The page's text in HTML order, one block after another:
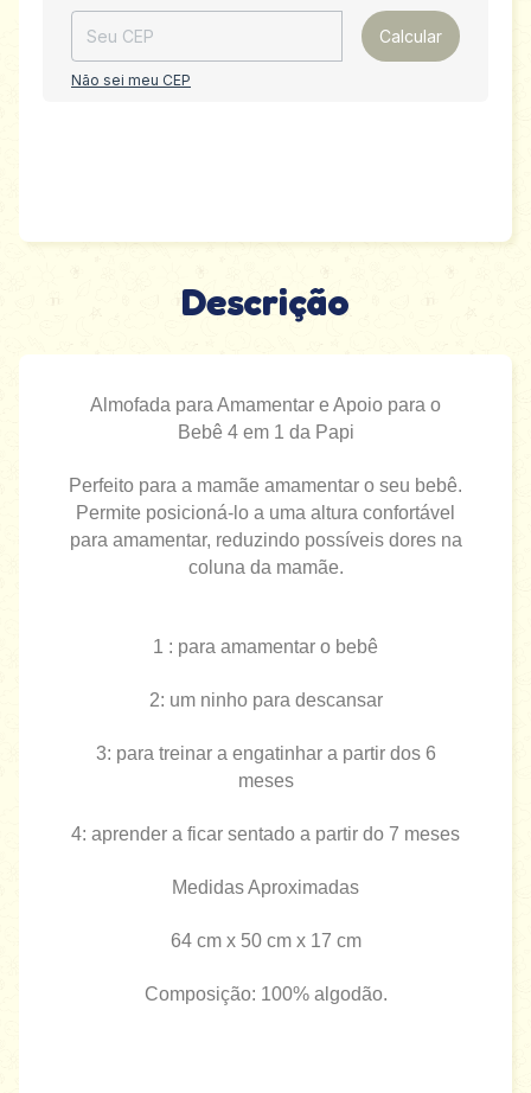
Calcular
Não sei meu CEP
Descrição
Almofada para Amamentar e Apoio para o
Bebê 4 em 1 da Papi
Perfeito para a mamãe amamentar o seu bebê.
Permite posicioná-lo a uma altura confortável
para amamentar, reduzindo possíveis dores na
coluna da mamãe.
1 : para amamentar o bebê
2: um ninho para descansar
3: para treinar a engatinhar a partir dos 6
meses
4: aprender a ficar sentado a partir do 7 meses
Medidas Aproximadas
64 cm x 50 cm x 17 cm
Composição: 100% algodão.